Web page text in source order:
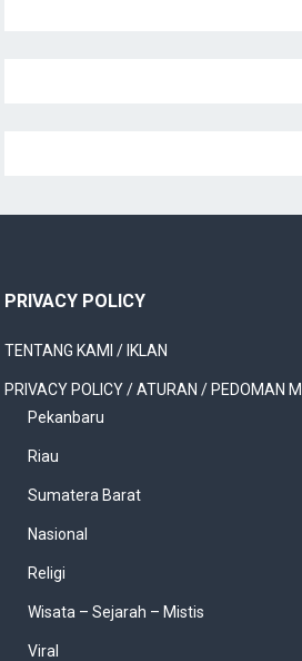
PRIVACY POLICY
TENTANG KAMI / IKLAN
PRIVACY POLICY / ATURAN / PEDOMAN
Pekanbaru
Riau
Sumatera Barat
Nasional
Religi
Wisata – Sejarah – Mistis
Viral